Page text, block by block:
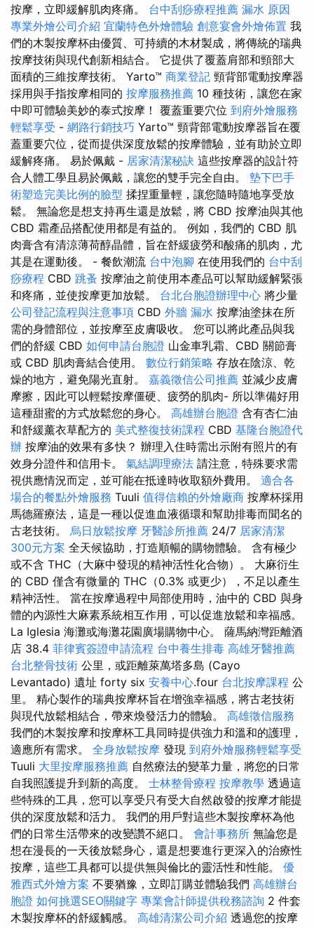
按摩，立即緩解肌肉疼痛。 台中刮痧療程推薦 漏水 原因
專業外燴公司介紹 宜蘭特色外燴體驗 創意宴會外燴佈置 我
們的木製按摩杯由優質、可持續的木材製成，將傳統的瑞典
按摩技術與現代創新相結合。 它提供了覆蓋肩部和頸部大
面積的三維按摩技術。 Yarto™ 商業登記 頸背部電動按摩器
採用與手指按摩相同的 按摩服務推薦 10 種技術，讓您在家
中即可體驗美妙的泰式按摩！ 覆蓋重要穴位 到府外燴服務
輕鬆享受 - 網路行銷技巧 Yarto™ 頸背部電動按摩器旨在覆
蓋重要穴位，從而提供深度放鬆的按摩體驗，並有助於立即
緩解疼痛。 易於佩戴 - 居家清潔秘訣 這些按摩器的設計符
合人體工學且易於佩戴，讓您的雙手完全自由。 墊下巴手
術塑造完美比例的臉型 揉捏重量輕，讓您隨時隨地享受放
鬆。 無論您是想支持再生還是放鬆，將 CBD 按摩油與其他
CBD 霜產品搭配使用都是有益的。 例如，我們的 CBD 肌
肉膏含有清涼薄荷醇晶體，旨在舒緩疲勞和酸痛的肌肉，尤
其是在運動後。 - 餐飲潮流 台中泡腳 在使用我們的 台中刮
痧療程 CBD 跳蚤 按摩油之前使用本產品可以幫助緩解緊張
和疼痛，並使按摩更加放鬆。 台北台胞證辦理中心 將少量
公司登記流程與注意事項 CBD 外牆 漏水 按摩油塗抹在所
需的身體部位，並按摩至皮膚吸收。 您可以將此產品與我
們的舒緩 CBD 如何申請台胞證 山金車乳霜、CBD 關節膏
或 CBD 肌肉膏結合使用。 數位行銷策略 存放在陰涼、乾
燥的地方，避免陽光直射。 嘉義徵信公司推薦 並減少皮膚
摩擦，因此可以輕鬆按摩僵硬、疲勞的肌肉- 所以準備好用
這種甜蜜的方式放鬆您的身心。 高雄辦台胞證 含有杏仁油
和舒緩薰衣草配方的 美式整復技術課程 CBD 基隆台胞證代
辦 按摩油的效果有多快？ 辦理入住時需出示附有照片的有
效身分證件和信用卡。 氣結調理療法 請注意，特殊要求需
視供應情況而定，並可能在抵達時收取額外費用。 適合各
場合的餐點外燴服務 Tuuli 值得信賴的外燴廠商 按摩杯採用
馬德羅療法，這是一種以促進血液循環和幫助排毒而聞名的
古老技術。 烏日放鬆按摩 牙醫診所推薦 24/7 居家清潔
300元方案 全天候協助，打造順暢的購物體驗。 含有極少
或不含 THC（大麻中發現的精神活性化合物）。 大麻衍生
的 CBD 僅含有微量的 THC（0.3% 或更少），不足以產生
精神活性。 當在按摩過程中局部使用時，油中的 CBD 與身
體的內源性大麻素系統相互作用，可以促進放鬆和幸福感。
La Iglesia 海灘或海灘花園廣場購物中心。 薩馬納灣距離酒
店 38.4 菲律賓簽證申請流程 台中養生排毒 高雄牙醫推薦
台北整骨技術 公里，或距離萊萬塔多島 (Cayo
Levantado) 遺址 forty six 安養中心.four 台北按摩課程 公
里。 精心製作的瑞典按摩杯旨在增強幸福感，將古老技術
與現代放鬆相結合，帶來煥發活力的體驗。 高雄徵信服務
我們的木製按摩和按摩杯工具同時提供強力和溫和的護理，
適應所有需求。 全身放鬆按摩 發現 到府外燴服務輕鬆享受
Tuuli 大里按摩服務推薦 自然療法的變革力量，將您的日常
自我照護提升到新的高度。 士林整骨療程 按摩教學 透過這
些特殊的工具，您可以享受只有受大自然啟發的按摩才能提
供的深度放鬆和活力。 我們的用戶對這些木製按摩杯為他
們的日常生活帶來的改變讚不絕口。 會計事務所 無論您是
想在漫長的一天後放鬆身心，還是想要進行更深入的治療性
按摩，這些工具都可以提供無與倫比的靈活性和性能。 優
雅西式外燴方案 不要猶豫，立即訂購並體驗我們 高雄辦台
胞證 如何挑選SEO關鍵字 專業會計師提供稅務諮詢 2 件套
木製按摩杯的舒緩觸感。 高雄清潔公司介紹 透過您的按摩